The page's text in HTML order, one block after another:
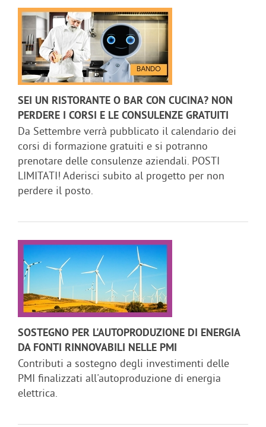
SEI UN RISTORANTE O BAR CON CUCINA? NON
PERDERE I CORSI E LE CONSULENZE GRATUITI
Da Settembre verrà pubblicato il calendario dei
corsi di formazione gratuiti e si potranno
prenotare delle consulenze aziendali. POSTI
LIMITATI! Aderisci subito al progetto per non
perdere il posto.
SOSTEGNO PER L'AUTOPRODUZIONE DI ENERGIA
DA FONTI RINNOVABILI NELLE PMI
Contributi a sostegno degli investimenti delle
PMI finalizzati all'autoproduzione di energia
elettrica.